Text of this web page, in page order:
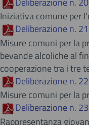
Iniziativa comune per
Deliberazione n. 21
Misure comuni per la
bevande alcoliche al
cooperazione tra i tre
Deliberazione n. 22
Misure comuni per la
Deliberazione n. 23
R​appresentanza